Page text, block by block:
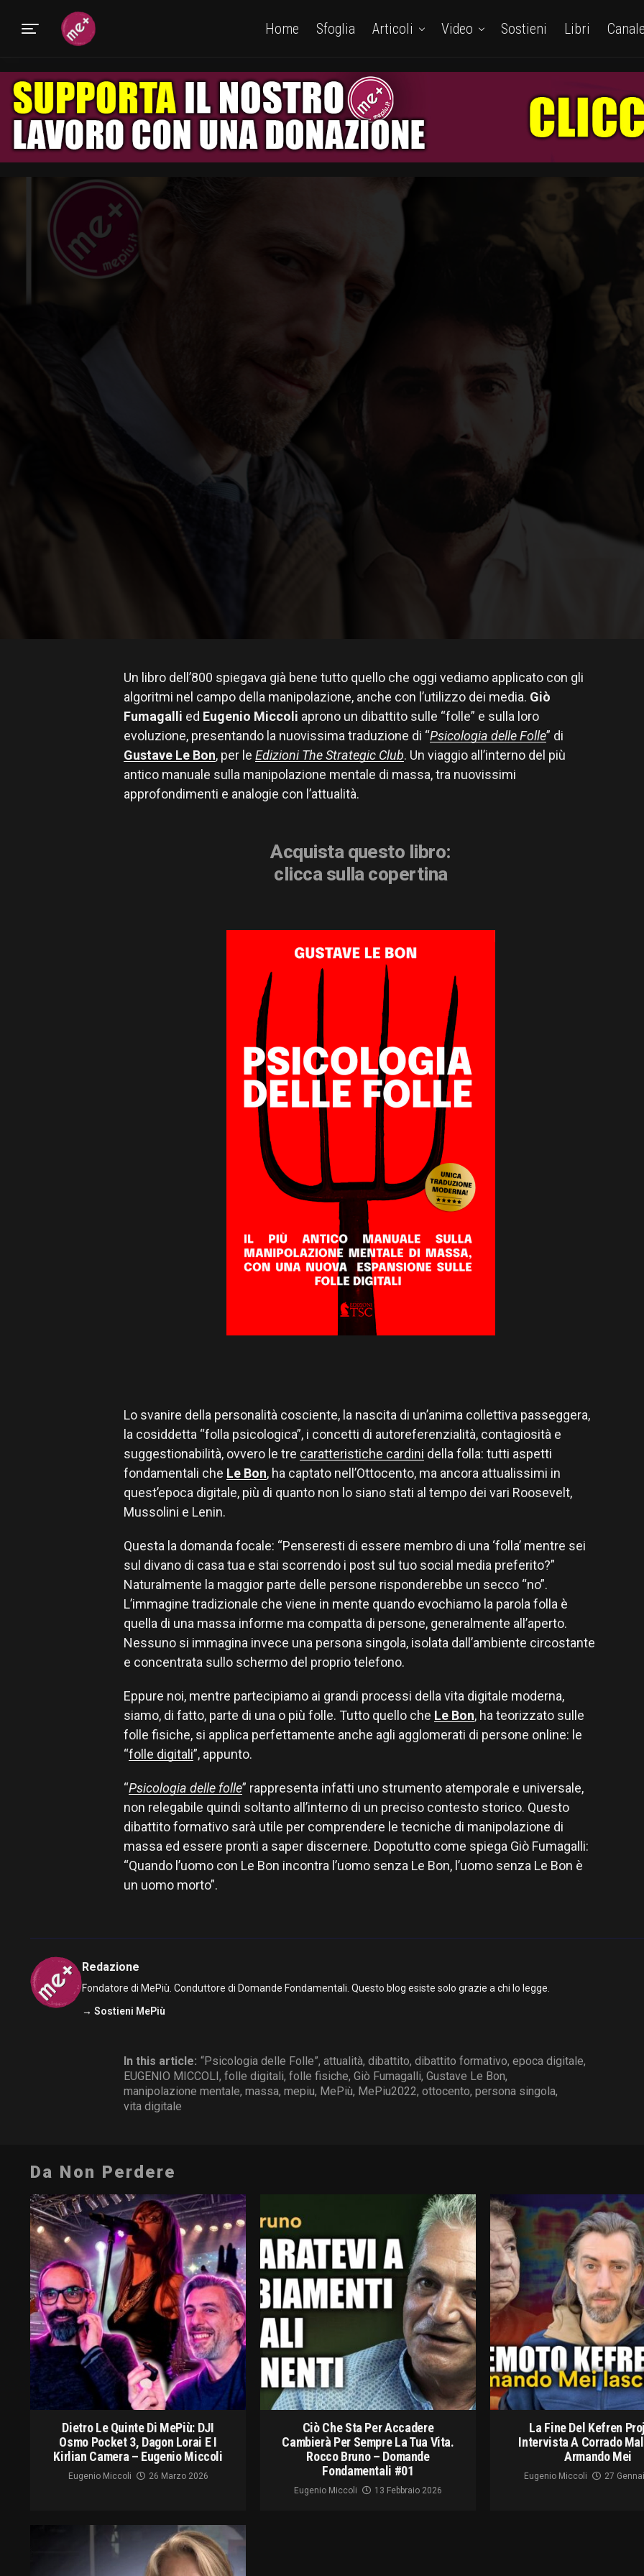
Home Sfoglia Articoli Video Sostieni Libri
Un libro dell’800 spiegava già bene tutto quello che oggi vediamo applicato con gli
algoritmi nel campo della manipolazione, anche con l’utilizzo dei media. Giò
Fumagalli ed Eugenio Miccoli aprono un dibattito sulle “folle” e sulla loro
evoluzione, presentando la nuovissima traduzione di “Psicologia delle Folle” di
Gustave Le Bon, per le Edizioni The Strategic Club. Un viaggio all’interno del più
antico manuale sulla manipolazione mentale di massa, tra nuovissimi
approfondimenti e analogie con l’attualità.
Acquista questo libro:
clicca sulla copertina
Lo svanire della personalità cosciente, la nascita di un’anima collettiva passeggera,
la cosiddetta “folla psicologica”, i concetti di autoreferenzialità, contagiosità e
suggestionabilità, ovvero le tre caratteristiche cardini della folla: tutti aspetti
fondamentali che Le Bon, ha captato nell’Ottocento, ma ancora attualissimi in
quest’epoca digitale, più di quanto non lo siano stati al tempo dei vari Roosevelt,
Mussolini e Lenin.
Questa la domanda focale: “Penseresti di essere membro di una ‘folla’ mentre sei
sul divano di casa tua e stai scorrendo i post sul tuo social media preferito?”
Naturalmente la maggior parte delle persone risponderebbe un secco “no”.
L’immagine tradizionale che viene in mente quando evochiamo la parola folla è
quella di una massa informe ma compatta di persone, generalmente all’aperto.
Nessuno si immagina invece una persona singola, isolata dall’ambiente circostante
e concentrata sullo schermo del proprio telefono.
Eppure noi, mentre partecipiamo ai grandi processi della vita digitale moderna,
siamo, di fatto, parte di una o più folle. Tutto quello che Le Bon, ha teorizzato sulle
folle fisiche, si applica perfettamente anche agli agglomerati di persone online: le
“folle digitali”, appunto.
“Psicologia delle folle” rappresenta infatti uno strumento atemporale e universale,
non relegabile quindi soltanto all’interno di un preciso contesto storico. Questo
dibattito formativo sarà utile per comprendere le tecniche di manipolazione di
massa ed essere pronti a saper discernere. Dopotutto come spiega Giò Fumagalli:
“Quando l’uomo con Le Bon incontra l’uomo senza Le Bon, l’uomo senza Le Bon è
un uomo morto”.
Redazione
Fondatore di MePiù. Conduttore di Domande Fondamentali. Questo blog esiste solo grazie a chi lo legge.
→ Sostieni MePiù
In this article: “Psicologia delle Folle”, attualità, dibattito, dibattito formativo, epoca digitale,
EUGENIO MICCOLI, folle digitali, folle fisiche, Giò Fumagalli, Gustave Le Bon,
manipolazione mentale, massa, mepiu, MePiù, MePiu2022, ottocento, persona singola,
vita digitale
Da Non Perdere
Dietro Le Quinte Di MePiù: DJI
Osmo Pocket 3, Dagon Lorai E I
Kirlian Camera – Eugenio Miccoli
Eugenio Miccoli 26 Marzo 2026
Ciò Che Sta Per Accadere
Cambierà Per Sempre La Tua Vita.
Rocco Bruno – Domande
Fondamentali #01
Eugenio Miccoli 13 Febbraio 2026
La Fine Del Kefren
Intervista A Corrado
Armando Mei
Eugenio Miccoli 27